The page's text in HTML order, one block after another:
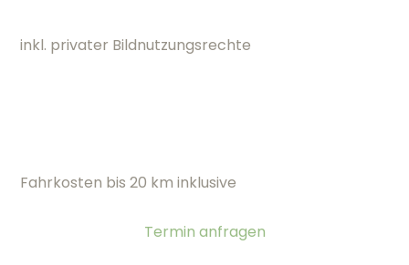
inkl. privater Bildnutzungsrechte
Fahrkosten bis 20 km inklusive
Termin anfragen